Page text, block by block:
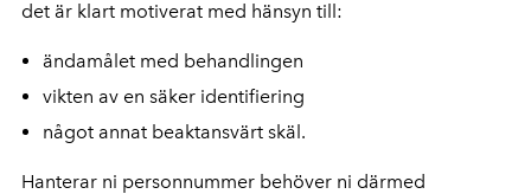
det är klart motiverat med hänsyn till:
ändamålet med behandlingen
vikten av en säker identifiering
något annat beaktansvärt skäl.
Hanterar ni personnummer behöver ni därmed